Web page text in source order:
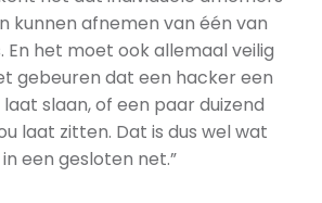
kunnen afnemen van één van
En het moet ook allemaal veilig
gebeuren dat een hacker een
slaan, of een paar duizend
laat zitten. Dat is dus wel wat
een gesloten net.”